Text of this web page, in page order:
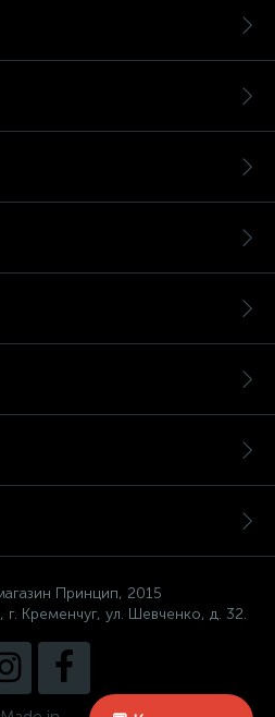
Принцип, 2015
г. Кременчуг, ул. Шевченко, д. 32.